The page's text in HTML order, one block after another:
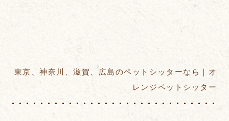
東京、神奈川、滋賀、広島のペットシッターなら｜オ
レンジペットシッター